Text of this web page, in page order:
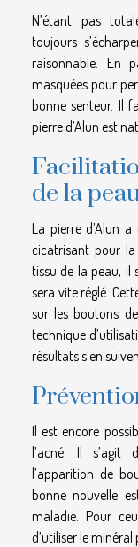
N’étant pas
toujours
raisonnable. En
masquées pour
bonne senteur. Il
pierre d’Alun est
de la
La pierre d’Alun
cicatrisant pour la
tissu de la peau, il
sera vite réglé.
sur les boutons
technique
résultats s’en
Il est encore
l’acné. Il s’agit
l’apparition de
bonne nouvelle
maladie. Pour
d’utiliser le minéral